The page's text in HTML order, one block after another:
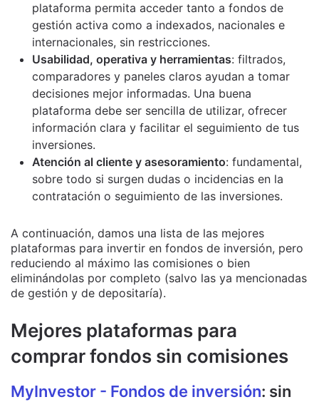
plataforma permita acceder tanto a fondos de
gestión activa como a indexados, nacionales e
internacionales, sin restricciones.
Usabilidad, operativa y herramientas: filtrados,
comparadores y paneles claros ayudan a tomar
decisiones mejor informadas. Una buena
plataforma debe ser sencilla de utilizar, ofrecer
información clara y facilitar el seguimiento de tus
inversiones.
Atención al cliente y asesoramiento: fundamental,
sobre todo si surgen dudas o incidencias en la
contratación o seguimiento de las inversiones.
A continuación, damos una lista de las mejores
plataformas para invertir en fondos de inversión, pero
reduciendo al máximo las comisiones o bien
eliminándolas por completo (salvo las ya mencionadas
de gestión y de depositaría).
Mejores plataformas para
comprar fondos sin comisiones
MyInvestor - Fondos de inversión: sin